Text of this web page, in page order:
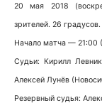
20 мая 2018
зрителей. 26
Начало матча — 21:00
Судьи: Кирилл
Алексей Лунёв
Резервный судья: